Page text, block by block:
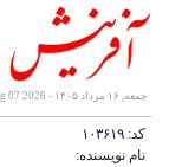
جمعه, ۱۶ مرداد ۱۴۰۵ - Aug 07 2026
کد:
نام نویسنده: